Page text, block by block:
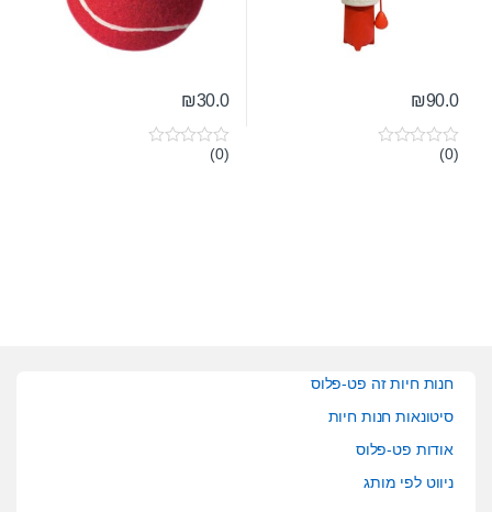
₪90.0
0(0)
₪30.0
0(0)
חנות חיות זה פט-פלוס
סיטונאות חנות חיות
אודות פט-פלוס
ניווט לפי מותג